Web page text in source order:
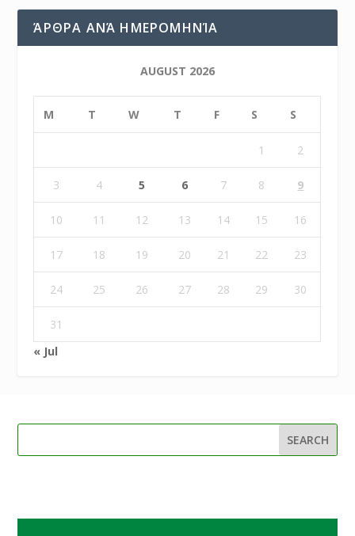
ΆΡΘΡΑ ΑΝΆ ΗΜΕΡΟΜΗΝΊΑ
AUGUST 2026
M T W T F S S
1 2
3 4 5 6 7 8 9
10 11 12 13 14 15 16
17 18 19 20 21 22 23
24 25 26 27 28 29 30
31
« Jul